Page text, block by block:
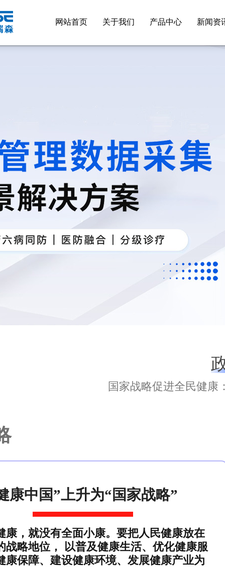
网站首页 关于我们 产品中心 新闻资
国家战略促进全民健康
康中国”上升为“国家战略”
康，就没有全面小康。要把人民健康放在
战略地位， 以普及健康生活、优化健康服
康保障、建设健康环境、发展健康产业为